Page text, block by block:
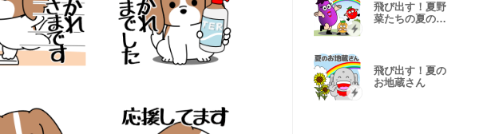
飛び出す！夏野
菜たちの夏の日
飛び出す！夏の
お地蔵さん